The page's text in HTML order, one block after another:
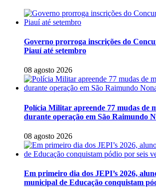
Governo prorroga inscrições do
Piauí até setembro
08 agosto 2026
Polícia Militar apreende 77 mudas de
durante operação em São Raimundo
08 agosto 2026
Em primeiro dia dos JEPI’s 2026,
municipal de Educação conquistam